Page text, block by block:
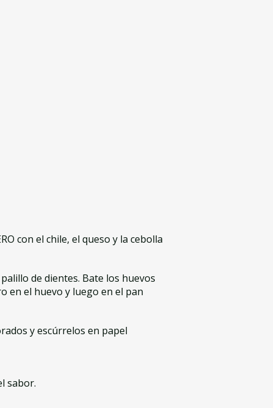
con el chile, el queso y la cebolla
de dientes. Bate los huevos
en el huevo y luego en el pan
y escúrrelos en papel
sabor.